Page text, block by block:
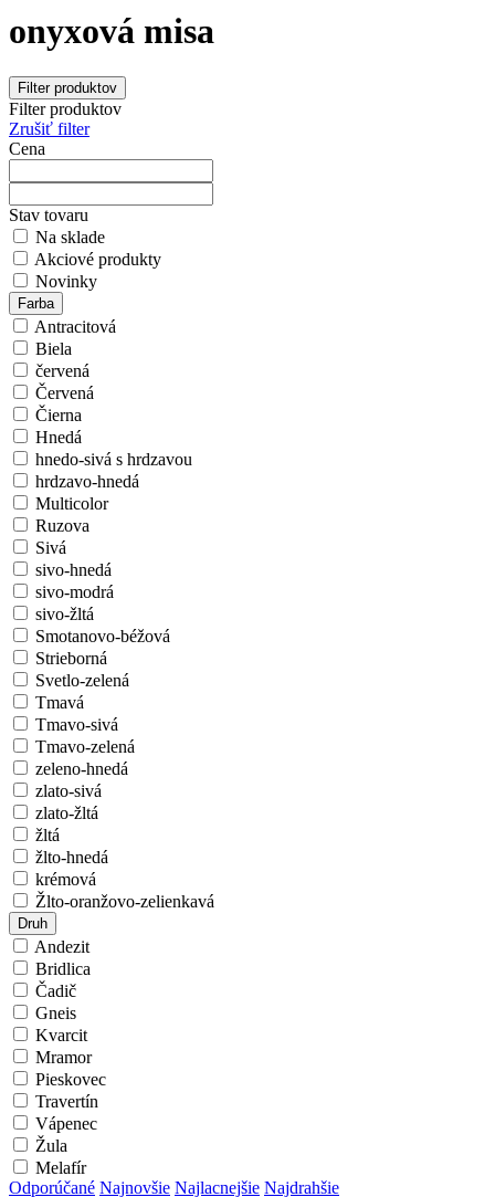
onyxová misa
Filter produktov
Filter produktov
Zrušiť filter
Cena
Stav tovaru
Na sklade
Akciové produkty
Novinky
Farba
Antracitová
Biela
červená
Červená
Čierna
Hnedá
hnedo-sivá s hrdzavou
hrdzavo-hnedá
Multicolor
Ruzova
Sivá
sivo-hnedá
sivo-modrá
sivo-žltá
Smotanovo-béžová
Strieborná
Svetlo-zelená
Tmavá
Tmavo-sivá
Tmavo-zelená
zeleno-hnedá
zlato-sivá
zlato-žltá
žltá
žlto-hnedá
krémová
Žlto-oranžovo-zelienkavá
Druh
Andezit
Bridlica
Čadič
Gneis
Kvarcit
Mramor
Pieskovec
Travertín
Vápenec
Žula
Melafír
Odporúčané Najnovšie Najlacnejšie Najdrahšie